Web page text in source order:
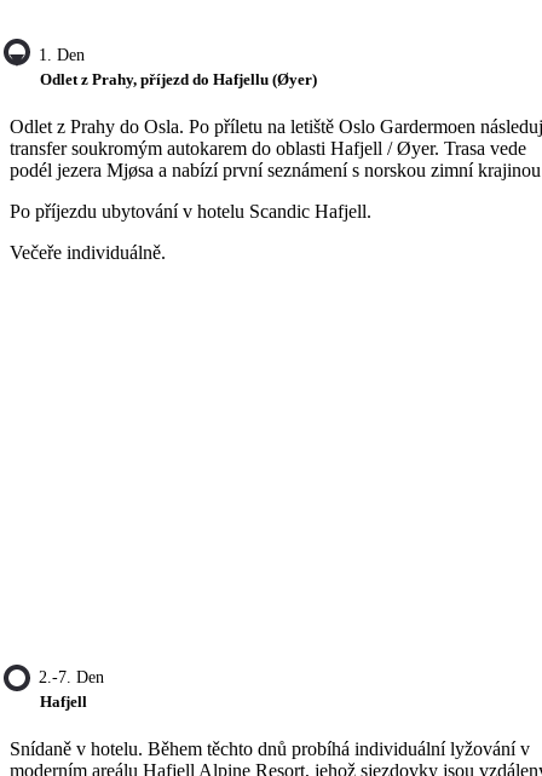
1. Den
Odlet z Prahy, příjezd do Hafjellu (Øyer)
Odlet z Prahy do Osla. Po příletu na letiště Oslo Gardermoen
transfer soukromým autokarem do oblasti Hafjell / Øyer. Trasa vede
podél jezera Mjøsa a nabízí první seznámení s norskou zimní
Po příjezdu ubytování v hotelu Scandic Hafjell.
Večeře individuálně.
2.-7. Den
Hafjell
Snídaně v hotelu. Během těchto dnů probíhá individuální lyžování v
moderním areálu Hafjell Alpine Resort, jehož sjezdovky jsou